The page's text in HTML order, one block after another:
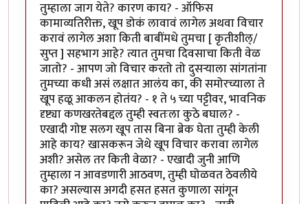
तुम्हाला जाग येते? कारण काय? - ऑफिस
कामाव्यतिरीक्त, खूप डोकं लावावं लागेल अथवा विचार
करावं लागेल अशा किती बाबींमधे तुमचा [ कृतीशील्/
सुप्त ] सहभाग आहे? त्यात तुमचा दिवसाचा किती वेळ
जातो? - आपण जो विचार करतो तो दुसर्‍याला सांगतांना
तुमच्या कधी असं लक्षात आलंय का, की समोरच्याला ते
खूप हळू आकलन होतंय? - १ ते ५ च्या पट्टीवर, भावनिक
दृष्ट्या कणखरतेबद्दल तुम्ही स्वतःला कुठे बघाल? -
एखादी गोष्ट सलग खूप तास बिना ब्रेक घेता तुम्ही केली
आहे काय? खासकरून जेथे खूप विचार करावा लागेल
अशी? असेल तर किती वेळा? - एखादी जुनी आणि
तुम्हाला न आवडणारी आठवण, तुम्ही घोळवत ठेवलीये
का? असल्यास अगदी हसत हसत कुणाला सांगून